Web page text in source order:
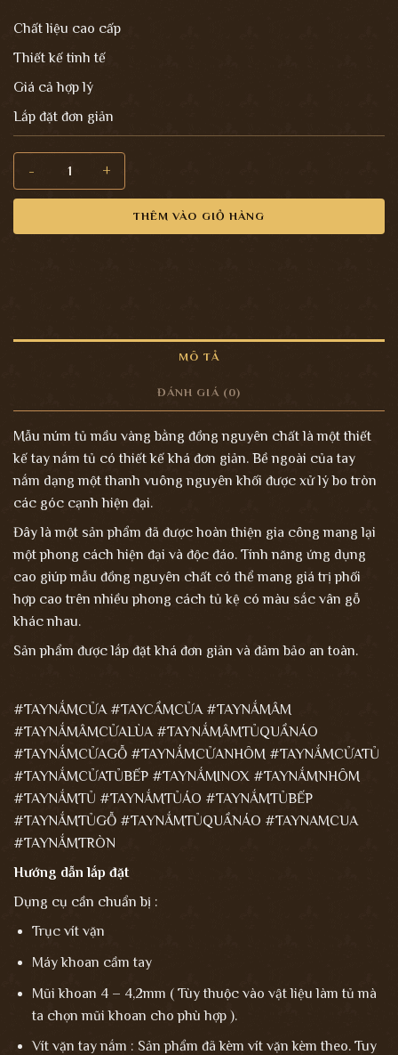
Chất liệu cao cấp
Thiết kế tinh tế
Giá cả hợp lý
Lắp đặt đơn giản
THÊM VÀO GIỎ HÀNG
MÔ TẢ
ĐÁNH GIÁ (0)
Mẫu núm tủ mầu vàng bằng đồng nguyên chất là một thiết
kế tay nắm tủ có thiết kế khá đơn giản. Bề ngoài của tay
nắm dạng một thanh vuông nguyên khối được xử lý bo tròn
các góc cạnh hiện đại.
Đây là một sản phẩm đã được hoàn thiện gia công mang lại
một phong cách hiện đại và độc đáo. Tính năng ứng dụng
cao giúp mẫu đồng nguyên chất có thể mang giá trị phối
hợp cao trên nhiều phong cách tủ kệ có màu sắc vân gỗ
khác nhau.
Sản phẩm được lắp đặt khá đơn giản và đảm bảo an toàn.
#TAYNẮMCỬA #TAYCẦMCỬA #TAYNẮMÂM
#TAYNẮMÂMCỬALÙA #TAYNẮMÂMTỦQUẦNÁO
#TAYNẮMCỬAGỖ #TAYNẮMCỬANHÔM #TAYNẮMCỬATỦ
#TAYNẮMCỬATỦBẾP #TAYNẮMINOX #TAYNẮMNHÔM
#TAYNẮMTỦ #TAYNẮMTỦÁO #TAYNẮMTỦBẾP
#TAYNẮMTỦGỖ #TAYNẮMTỦQUẦNÁO #TAYNAMCUA
#TAYNẮMTRÒN
Hướng dẫn lắp đặt
Dụng cụ cần chuẩn bị :
Trục vít vặn
Máy khoan cầm tay
Mũi khoan 4 – 4,2mm ( Tùy thuộc vào vật liệu làm tủ mà
ta chọn mũi khoan cho phù hợp ).
Vít vặn tay nắm : Sản phẩm đã kèm vít vặn kèm theo. Tuy